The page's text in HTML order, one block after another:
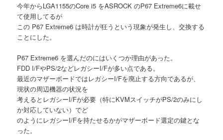
今年からLGA1155のCore i5 をASROCK のP67 Extreme6に載せ
て使用してるが
この P67 Extreme6 は時計が狂うという現象が発生し、交換する
ことにした。
P67 Extreme6 を選んだのにはいくつか理由があった。
FDD I/FやPS/2などレガシーI/Fが多い点である。
最近のマザーボードではレガシーI/Fを廃止する方向であるが、
現状の周辺機器の状況を
考えるとレガシーI/Fが必要（特にKVMスイッチがPS/2のみにし
か対応していない）でど
のようにレガシーI/Fを持たせるかがマザーボード選定の鍵とな
った。